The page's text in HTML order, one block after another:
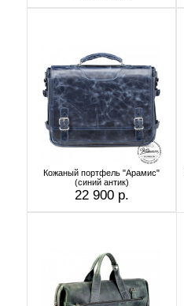
Кожаный портфель "Арамис"
(синий антик)
22 900 р.